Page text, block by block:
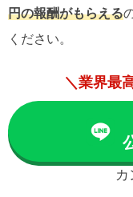
円の報酬がもらえる
ください。
＼業界最
カ